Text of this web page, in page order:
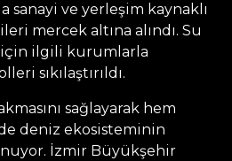
sanayi ve yerleşim kaynaklı
mercek altına alındı. Su
için ilgili kurumlarla
sıkılaştırıldı.
sağlayarak hem
deniz ekosisteminin
İzmir Büyükşehir